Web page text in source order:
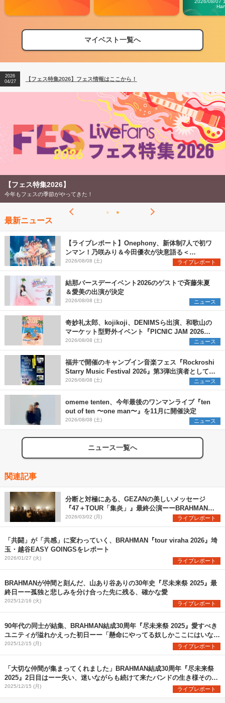
2026/08/07
マイベスト一覧へ
【フェス特集2026】フェス情報はここから！
【ライブ動員ランキング】2026年上半期編発表！
2026
04/27
【フェス特集2026】フェス情報はここから！
2026
【ライブ動員ランキング】2026年上半期編発表！
【フェス特集2026】
今年もフェスの季節がやってきた！
最新ニュース
【ライブレポート】Onephony、新体制7人で初ワ
ンマン！乃咲みり＆今田優衣が決意語る＜
Onephony新体制1st Oneman Live はじまりの夏
＞
2026/08/08 (土) ライブレポート
結那バースデーイベント2026のゲストで斉藤朱夏
＆愛美の出演が決定
2026/08/08 (土) ニュース
奇妙礼太郎、kojikoji、DENIMSら出演、和歌山の
マーケット型野外イベント『PICNIC JAM 2026』
早割チケット発売開始
2026/08/08 (土) ニュース
福井で開催のキャンプイン音楽フェス『Rockroshi
Starry Music Festival 2026』第3弾出演者として
SCOOBIE DO、かりゆし58、Reiを発表
2026/08/08 (土) ニュース
omeme tenten、今年最後のワンマンライブ『ten
out of ten 〜one man〜』を11月に開催決定
2026/08/08 (土) ニュース
ニュース一覧へ
関連記事
分断と対極にある、GEZANの美しいメッセージ
『47＋TOUR「集炎」』最終公演ーーBRAHMANと
確かめ合い、いよいよ武道館へ
2026/03/02 (月) ライブレポート
「共闘」が「共感」に変わっていく、BRAHMAN『tour viraha 2026』埼
玉・越谷EASY GOINGSをレポート
2026/01/27 (火) ライブレポート
BRAHMANが仲間と刻んだ、山あり谷ありの30年史『尽未来祭 2025』最
終日ーー孤独と悲しみを分け合った先に残る、確かな愛
2025/12/16 (火) ライブレポート
90年代の同士が結集、BRAHMAN結成30周年『尽未来祭 2025』愛すべき
ユニティが溢れかえった初日ーー「懸命にやってる奴しかここにはいな
い」
2025/12/15 (月) ライブレポート
「大切な仲間が集まってくれました」BRAHMAN結成30周年『尽未来祭
2025』2日目はーー失い、迷いながらも続けて来たバンドの生き様そのも
のだった
2025/12/15 (月) ライブレポート